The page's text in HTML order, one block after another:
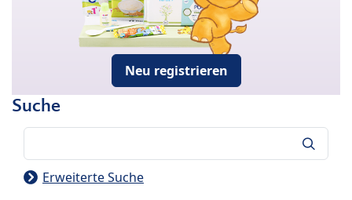
Neu registrieren
Suche
Erweiterte Suche